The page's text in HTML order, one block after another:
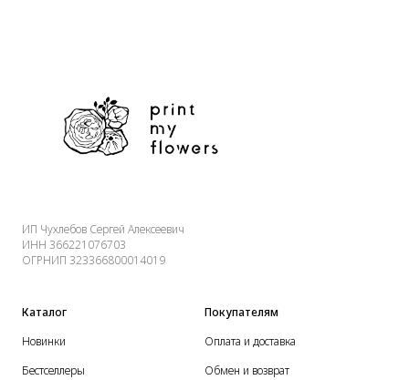
ИП Чухлебов Сергей Алексеевич
ИНН 366221076703
ОГРНИП 323366800014019
Каталог
Новинки
Бестселлеры
Покупателям
Оплата и доставка
Обмен и возврат